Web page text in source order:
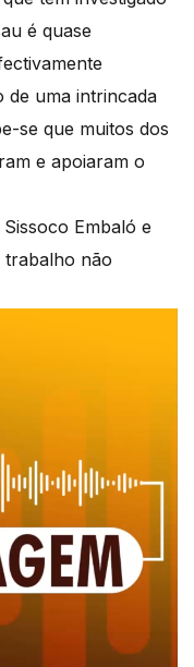
é quase
de uma intrincada
se que muitos dos
e apoiaram o
Embaló e
trabalho não